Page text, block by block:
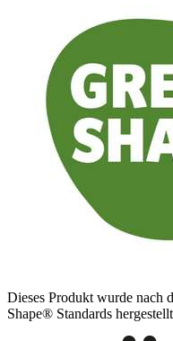
Dieses Produkt wurde nach
Shape® Standards